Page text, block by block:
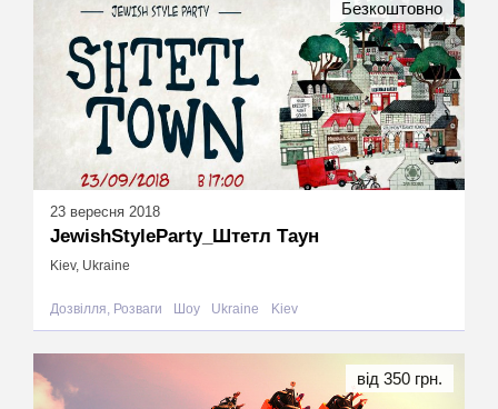
23 вересня 2018
JewishStyleParty_Штетл Таун
Kiev, Ukraine
Дозвілля, Розваги Шоу Ukraine Kiev
Безкоштовно
від 350 грн.